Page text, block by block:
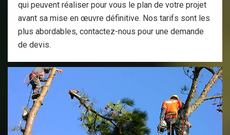
qui peuvent réaliser pour vous le plan de votre projet
avant sa mise en œuvre définitive. Nos tarifs sont les
plus abordables, contactez-nous pour une demande
de devis.